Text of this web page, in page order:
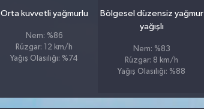
Orta kuvvetli yağmurlu
Nem: %86
Rüzgar: 12 km/h
Yağış Olasılığı: %74
Bölgesel düzensiz yağmur
yağışlı
Nem: %83
Rüzgar: 8 km/h
Yağış Olasılığı: %88